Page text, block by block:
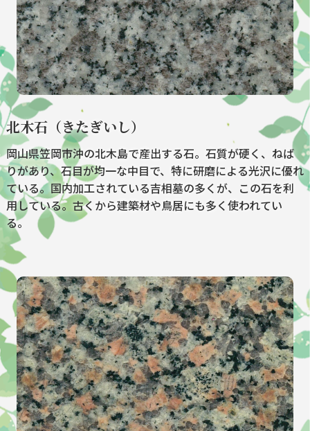
北木石（きたぎいし）
岡山県笠岡市沖の北木島で産出する石。石質が硬く、ねば
りがあり、石目が均一な中目で、特に研磨による光沢に優れ
ている。国内加工されている吉相墓の多くが、この石を利
用している。古くから建築材や鳥居にも多く使われてい
る。